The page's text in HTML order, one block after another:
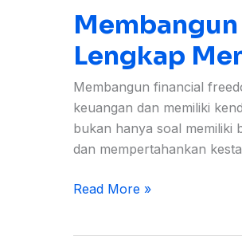
Lengkap
Membangun financial
keuangan dan memiliki
bukan hanya soal memiliki
dan mempertahankan
Read More »